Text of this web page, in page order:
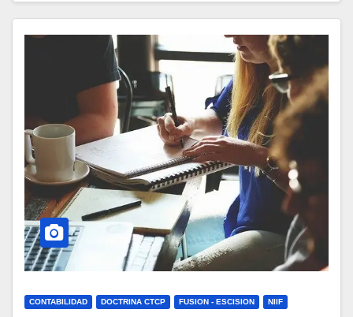
CONTABILIDAD DOCTRINA CTCP FUSION - ESCISION NIIF